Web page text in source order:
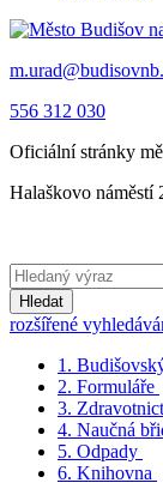
556 312 030
Oficiální stránky
Halaškovo náměstí
Hledat
rozšířené
1.
2. Formuláře
3.
4. Naučná
5. Odpady
6. Knihovna